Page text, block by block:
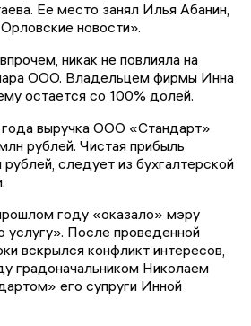
Ее место занял Илья Абанин,
новости».
никак не повлияла на
ООО. Владельцем фирмы Инна
остается со 100% долей.
выручка ООО «Стандарт»
рублей. Чистая прибыль
следует из бухгалтерской
году «оказало» мэру
После проведенной
вскрылся конфликт интересов,
градоначальником Николаем
его супруги Инной